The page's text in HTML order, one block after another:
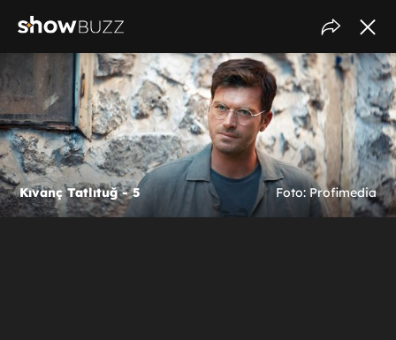
Kıvanç Tatlıtuğ - 5 Foto: Profimedia